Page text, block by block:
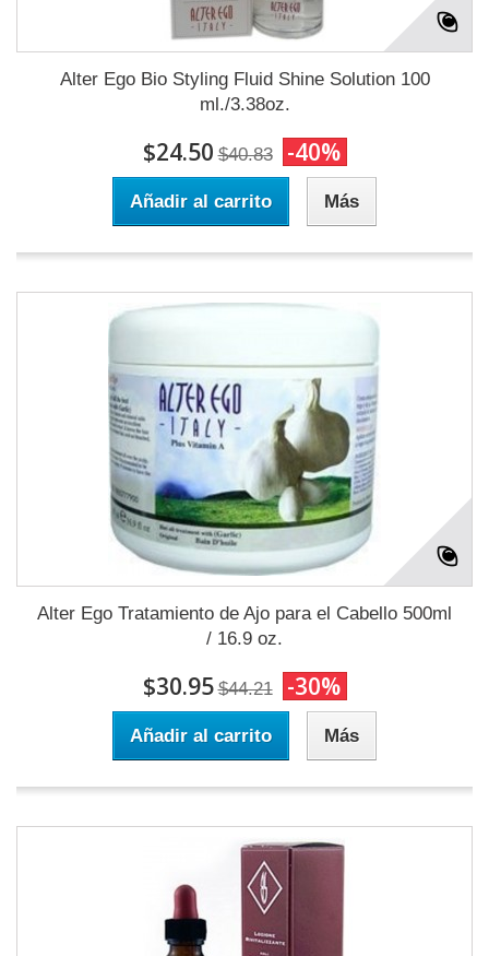
Alter Ego Bio Styling Fluid Shine Solution 100
ml./3.38oz.
$24.50 $40.83 -40%
Añadir al carrito Más
Alter Ego Tratamiento de Ajo para el Cabello 500ml
/ 16.9 oz.
$30.95 $44.21 -30%
Añadir al carrito Más